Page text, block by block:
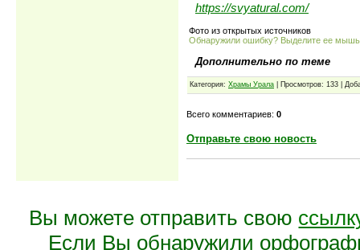
https://svyatural.com/
Фото из открытых источников
Обнаружили ошибку? Выделите ее
Дополнительно по теме
Категория: Храмы Урала | Просмотров: 133 |
Всего комментариев: 0
Отправьте свою новость
Вы можете отправить свою
Если Вы обнаружили